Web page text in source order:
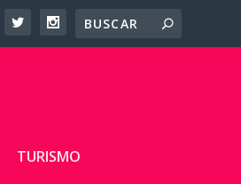
TURISMO